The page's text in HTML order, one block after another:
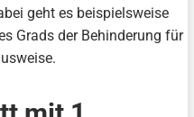
geht es beispielsweise
Grads der Behinderung für